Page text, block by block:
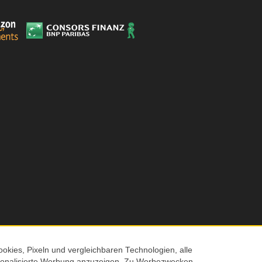
Pixeln und vergleichbaren Technologien, alle